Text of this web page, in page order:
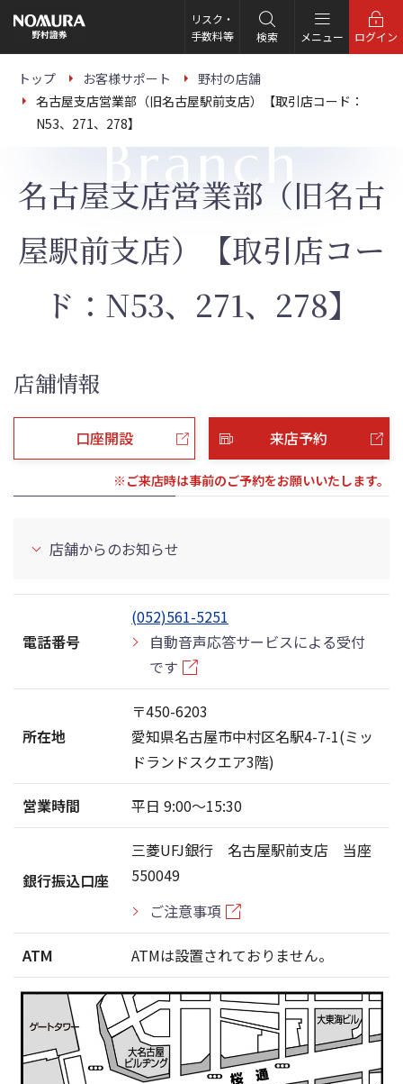
の
ー
リスク・
手数料等
検索 メニュー ログイン
トップ お客様サポート
野村の店舗
名古屋支店営業部（旧名古屋駅前支店）【取引店コード：
N53、271、278】
Branch
名古屋支店営業部（旧名古
屋駅前支店）【取引店コー
ド：N53、271、278】
店舗情報
口座開設 来店予約
※ご来店時は事前のご予約をお願いいたします。
店舗からのお知らせ
電話番号
(052)561-5251
自動音声応答サービスによる受付
です
所在地
〒450-6203
愛知県名古屋市中村区名駅4-7-1(ミッ
ドランドスクエア3階)
営業時間 平日 9:00〜15:30
銀行振込口座
三菱UFJ銀行 名古屋駅前支店 当座
550049
ご注意事項
ATM ATMは設置されておりません。